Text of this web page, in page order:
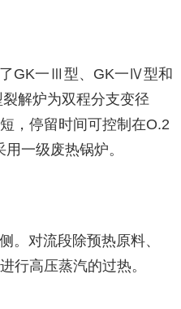
GK一Ⅲ型、GK一Ⅳ型和
解炉为双程分支变径
，停留时间可控制在O.2
一级废热锅炉。
。对流段除预热原料、
行高压蒸汽的过热。